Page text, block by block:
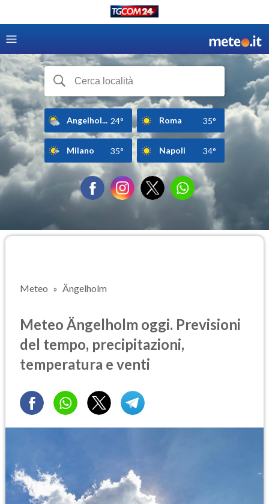
Angelhol... 24° Roma 35°
Milano 35° Napoli 34°
Meteo Ängelholm
Meteo Ängelholm oggi. Previsioni
del tempo, precipitazioni,
temperatura e venti